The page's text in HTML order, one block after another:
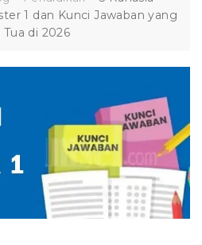
1 dan Kunci Jawaban yang
di 2026